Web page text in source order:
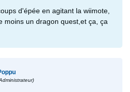
d'épée en agitant la wiimote,
moins un dragon quest,et ça, ça